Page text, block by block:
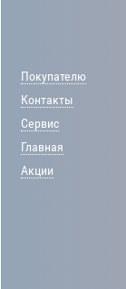
Покупателю
Контакты
Сервис
Главная
Акции